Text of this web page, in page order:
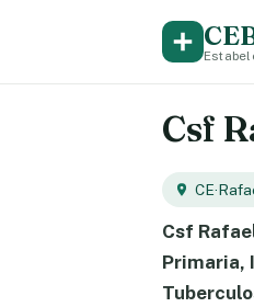
Csf
CE·
Csf
Primaria,